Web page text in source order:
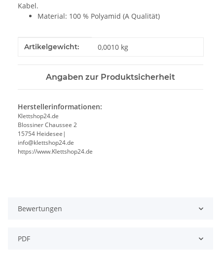
Kabel.
Material: 100 % Polyamid (A Qualität)
Produkteigenschaft
Wert
Artikelgewicht: 0,0010 kg
Angaben zur Produktsicherheit
Herstellerinformationen:
Klettshop24.de
Blossiner Chaussee 2
15754 Heidesee|
info@klettshop24.de
https://www.Klettshop24.de
Bewertungen
PDF